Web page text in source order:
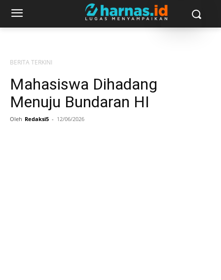
BERITA TERKINI
Mahasiswa Dihadang
Menuju Bundaran HI
Oleh Redaksi5 - 12/06/2026